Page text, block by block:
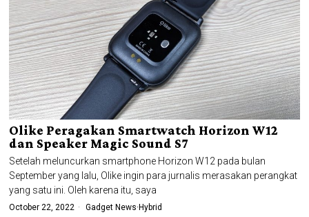
Olike Peragakan Smartwatch Horizon W12
dan Speaker Magic Sound S7
Setelah meluncurkan smartphone Horizon W12 pada bulan
September yang lalu, Olike ingin para jurnalis merasakan perangkat
yang satu ini. Oleh karena itu, saya
October 22, 2022 Gadget News·Hybrid